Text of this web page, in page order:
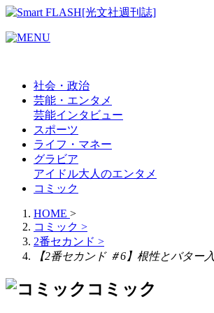
社会・政治
芸能・エンタメ
芸能インタビュー
スポーツ
ライフ・マネー
グラビア
アイドル大人のエンタメ
コミック
HOME >
コミック >
2番セカンド >
【2番セカンド ＃6】根性とバター
コミック